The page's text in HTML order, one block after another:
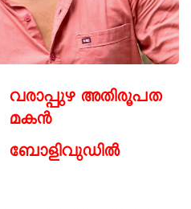
വരാപ്പുഴ അതിരൂപത
മകൻ
ബോളിവുഡിൽ